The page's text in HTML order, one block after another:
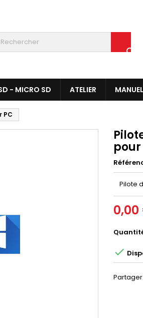

- MICRO SD ATELIER MANUEL
PC
pour
Pilote

Partager